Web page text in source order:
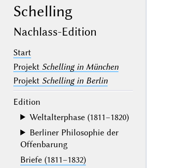
Schelling
Nachlass-Edition
Start
Projekt Schelling in München
Projekt Schelling in Berlin
Edition
Weltalterphase (1811–1820)
Berliner Philosophie der
Offenbarung
Briefe (1811–1832)